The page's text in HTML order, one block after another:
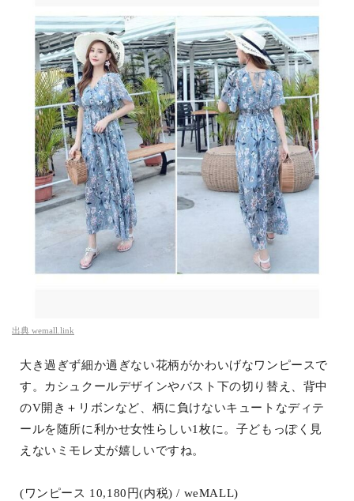
出典 wemall.link
大き過ぎず細か過ぎない花柄がかわいげなワンピースで
す。カシュクールデザインやバスト下の切り替え、背中
のV開き＋リボンなど、柄に負けないキュートなディテ
ールを随所に利かせ女性らしい1枚に。子どもっぽく見
えないミモレ丈が嬉しいですね。
(ワンピース 10,180円(内税) / weMALL)